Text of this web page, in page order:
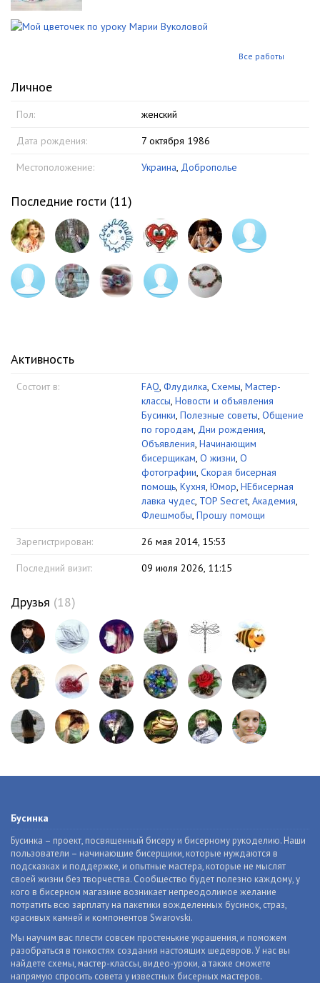
Все работы
Личное
Пол: женский
Дата рождения: 7 октября 1986
Местоположение: Украина Доброполье
Последние гости (11)
Активность
Состоит в: FAQ Флудилка Схемы Мастер-
классы Новости и объявления
Бусинки Полезные советы Общение
по городам Дни рождения
Объявления Начинающим
бисерщикам О жизни О
фотографии Скорая бисерная
помощь Кухня Юмор НЕбисерная
лавка чудес TOP Secret Академия
Флешмобы Прошу помощи
Зарегистрирован: 26 мая 2014, 15:53
Последний визит: 09 июля 2026, 11:15
Друзья (18)
Бусинка
Бусинка – проект, посвященный бисеру и бисерному рукоделию. Наши
пользователи – начинающие бисерщики, которые нуждаются в
подсказках и поддержке, и опытные мастера, которые не мыслят
своей жизни без творчества. Сообщество будет полезно каждому, у
кого в бисерном магазине возникает непреодолимое желание
потратить всю зарплату на пакетики вожделенных бусинок, страз,
красивых камней и компонентов Swarovski.
Мы научим вас плести совсем простенькие украшения, и поможем
разобраться в тонкостях создания настоящих шедевров. У нас вы
найдете схемы, мастер-классы, видео-уроки, а также сможете
напрямую спросить совета у известных бисерных мастеров.